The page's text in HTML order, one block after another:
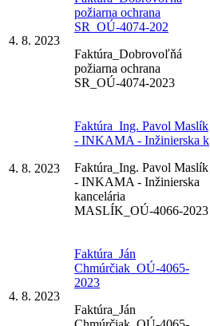
4. 8. 2023
požiarna ochrana
SR_OÚ-4074-202
Faktúra_Dobrovoľňá
požiarna ochrana
SR_OÚ-4074-2023
4. 8. 2023
Faktúra_Ing. Pavol Maslík
- INKAMA - Inžinierska k
Faktúra_Ing. Pavol Maslík
- INKAMA - Inžinierska
kancelária
MASLÍK_OÚ-4066-2023
4. 8. 2023
Faktúra_Ján
Chmúrčiak_OÚ-4065-
2023
Faktúra_Ján